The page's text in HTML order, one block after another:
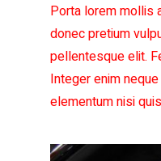
Porta lorem mollis
donec pretium
pellentesque elit.
Integer enim
elementum nisi